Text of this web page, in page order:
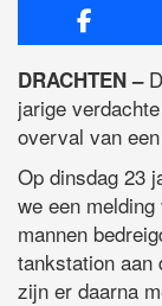
DRACHTEN –
jarige
overval van
Op dinsdag 23
we een
mannen
tankstation aan
zijn er daarna